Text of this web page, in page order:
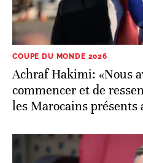
COUPE DU MONDE 2026
Achraf Hakimi: «Nous
commencer et de
les Marocains présents